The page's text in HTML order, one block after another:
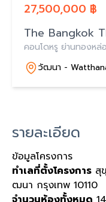
27,500,000 ฿
The Bangkok
คอนโดหรู ย่านทองหล่
วัฒนา -
รายละเอียด
ข้อมูลโครงการ
ทำเลที่ตั้งโครงการ สุ
ฒนา กรุงเทพ 10110